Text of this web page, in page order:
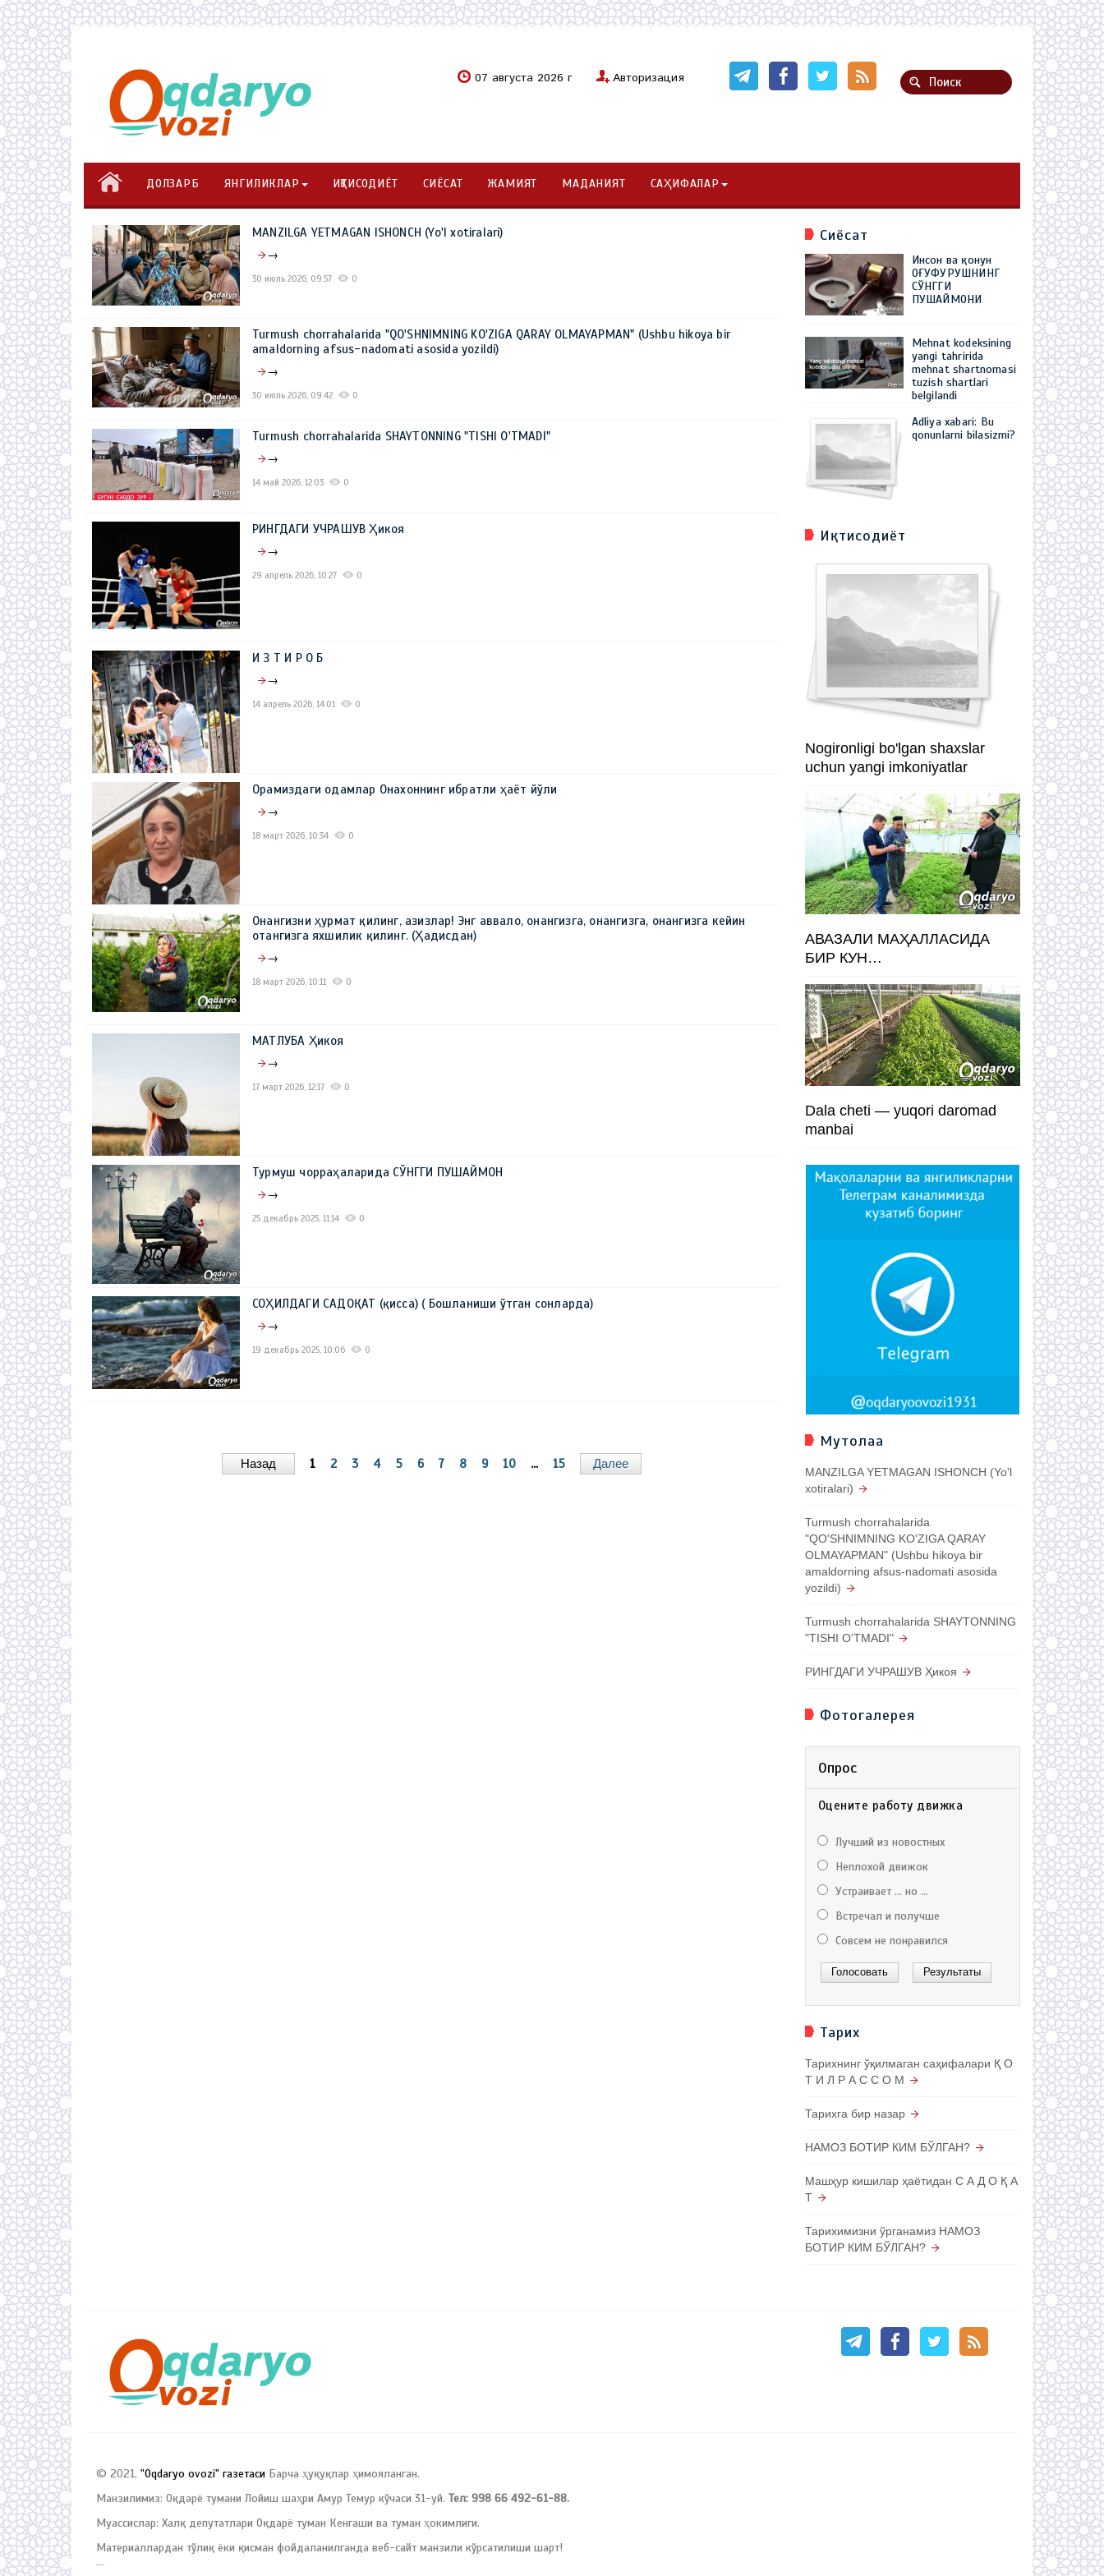
07 августа 2026 г Авторизация
ДОЛЗАРБ ЯНГИЛИКЛАР ИҚТИСОДИЁТ СИЁСАТ ЖАМИЯТ МАДАНИЯТ САҲИФАЛАР
MANZILGA YETMAGAN ISHONCH (Yo'l xotiralari)
→
30 июль 2026, 09:57 0
Turmush chorrahalarida "QO'SHNIMNING KO'ZIGA QARAY OLMAYAPMAN" (Ushbu hikoya bir
amaldorning afsus-nadomati asosida yozildi)
→
30 июль 2026, 09:42 0
Turmush chorrahalarida SHAYTONNING "TISHI O'TMADI"
→
14 май 2026, 12:03 0
РИНГДАГИ УЧРАШУВ Ҳикоя
→
29 апрель 2026, 10:27 0
И З Т И Р О Б
→
14 апрель 2026, 14:01 0
Орамиздаги одамлар Онахоннинг ибратли ҳаёт йўли
→
18 март 2026, 10:34 0
Онангизни ҳурмат қилинг, азизлар! Энг аввало, онангизга, онангизга, онангизга кейин
отангизга яхшилик қилинг. (Ҳадисдан)
→
18 март 2026, 10:11 0
МАТЛУБА Ҳикоя
→
17 март 2026, 12:17 0
Турмуш чорраҳаларида СЎНГГИ ПУШАЙМОН
→
25 декабрь 2025, 11:14 0
СОҲИЛДАГИ САДОҚАТ (қисса) ( Бошланиши ўтган сонларда)
→
19 декабрь 2025, 10:06 0
Назад 1 2 3 4 5 6 7 8 9 10 ... 15 Далее
Сиёсат
Инсон ва қонун
ОҒУФУРУШНИНГ
СЎНГГИ
ПУШАЙМОНИ
Mehnat kodeksining
yangi tahririda
mehnat shartnomasi
tuzish shartlari
belgilandi
Adliya xabari: Bu
qonunlarni bilasizmi?
Иқтисодиёт
Nogironligi bo'lgan shaxslar
uchun yangi imkoniyatlar
АВАЗАЛИ МАҲАЛЛАСИДА
БИР КУН…
Dala cheti — yuqori daromad
manbai
Мутолаа
MANZILGA YETMAGAN ISHONCH (Yo'l
xotiralari)
Turmush chorrahalarida
"QO'SHNIMNING KO'ZIGA QARAY
OLMAYAPMAN" (Ushbu hikoya bir
amaldorning afsus-nadomati asosida
yozildi)
Turmush chorrahalarida SHAYTONNING
"TISHI O'TMADI"
РИНГДАГИ УЧРАШУВ Ҳикоя
Фотогалерея
Опрос
Оцените работу движка
Лучший из новостных
Неплохой движок
Устраивает ... но ...
Встречал и получше
Совсем не понравился
Тарих
Тарихнинг ўқилмаган саҳифалари Қ О
Т И Л Р А С С О М
Тарихга бир назар
НАМОЗ БОТИР КИМ БЎЛГАН?
Машҳур кишилар ҳаётидан С А Д О Қ А
Т
Тарихимизни ўрганамиз НАМОЗ
БОТИР КИМ БЎЛГАН?
© 2021, "Oqdaryo ovozi" газетаси Барча ҳуқуқлар ҳимояланган.
Манзилимиз: Оқдарё тумани Лойиш шаҳри Амур Темур кўчаси 31-уй. Тел: 998 66 492-61-88.
Муассислар: Халқ депутатлари Оқдарё туман Кенгаши ва туман ҳокимлиги.
Материаллардан тўлиқ ёки қисман фойдаланилганда веб-сайт манзили кўрсатилиши шарт!